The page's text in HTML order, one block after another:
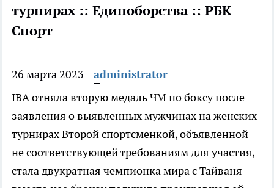
турнирах :: Единоборства :: РБК
Спорт
26 марта 2023
administrator
IBA отняла вторую медаль ЧМ по боксу после
заявления о выявленных мужчинах на женских
турнирахВторой спортсменкой, объявленной
не соответствующей требованиям для участия,
стала двукратная чемпионка мира с Тайваня —